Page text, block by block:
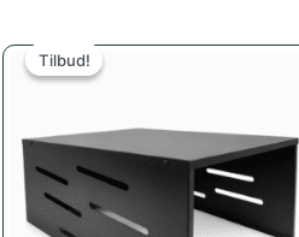
Tilbud!
Tilbud!
oprindelige
pris
aktuelle